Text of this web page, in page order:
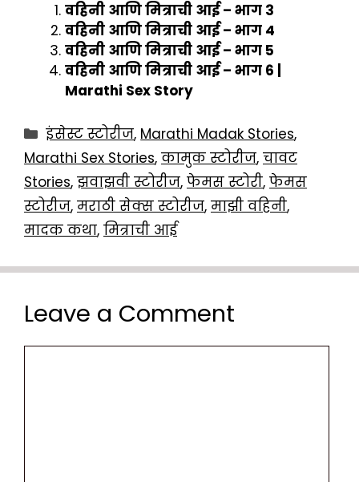
वहिनी आणि मित्राची आई – भाग 3
वहिनी आणि मित्राची आई – भाग 4
वहिनी आणि मित्राची आई – भाग 5
वहिनी आणि मित्राची आई – भाग 6 |
Marathi Sex Story
Categories
इंसेस्ट स्टोरीज, Marathi Madak Stories,
Marathi Sex Stories, कामुक स्टोरीज, चावट
Stories, झवाझवी स्टोरीज, फेमस स्टोरी, फेमस
स्टोरीज, मराठी सेक्स स्टोरीज, माझी वहिनी,
मादक कथा, मित्राची आई
Leave a Comment